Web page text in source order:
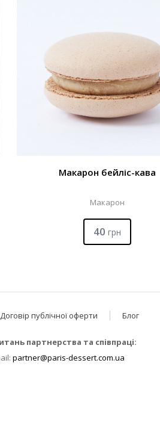
Макарон бейліс-кава
Макарон
40 грн
Договір публічної оферти Блог
партнерства та співпраці:
partner@paris-dessert.com.ua